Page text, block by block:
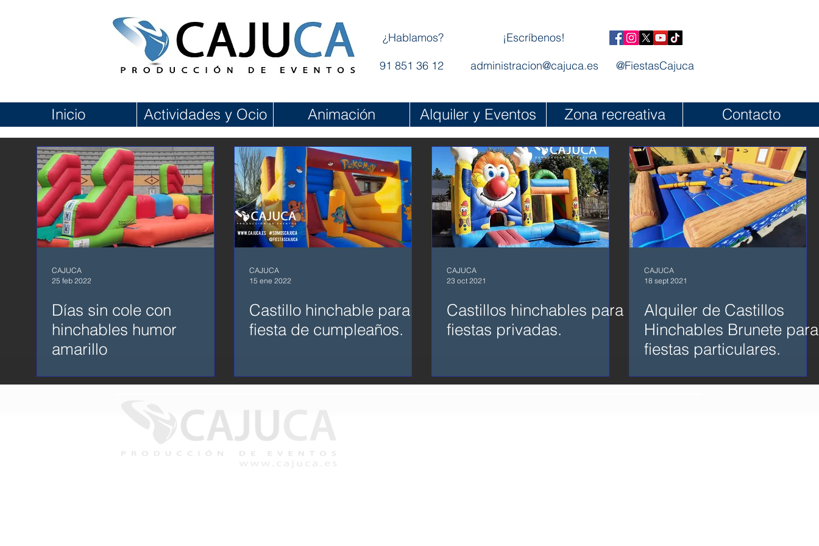
¿Hablamos?
91 851 36 12
¡Escríbenos!
administracion@cajuca.es
@FiestasCajuca
Inicio Actividades y Ocio Animación Alquiler y Eventos Zona recreativa Contacto
CAJUCA
25 feb 2022
Días sin cole con
hinchables humor
amarillo
CAJUCA
15 ene 2022
Castillo hinchable para
fiesta de cumpleaños.
CAJUCA
23 oct 2021
Castillos hinchables para
fiestas privadas.
CAJUCA
18 sept 2021
Alquiler de Castillos
Hinchables Brunete para
fiestas particulares.